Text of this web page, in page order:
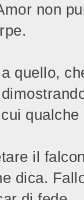
non
quello,
il
dica.